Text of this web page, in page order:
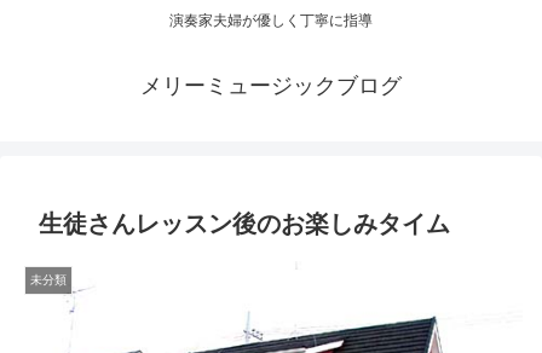
演奏家夫婦が優しく丁寧に指導
メリーミュージックブログ
生徒さんレッスン後のお楽しみタイム
未分類